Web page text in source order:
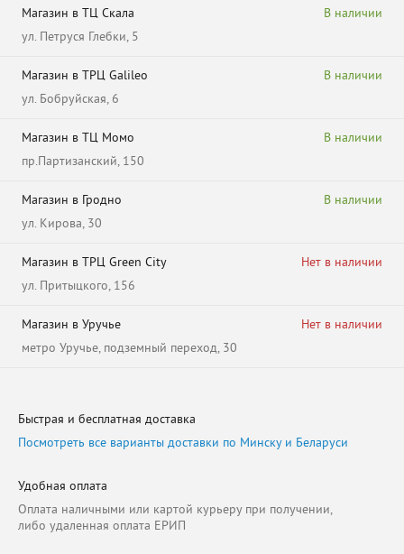
Магазин в ТЦ Скала
ул. Петруся Глебки, 5
В наличии
Магазин в ТРЦ Galileo
ул. Бобруйская, 6
В наличии
Магазин в ТЦ Момо
пр.Партизанский, 150
В наличии
Магазин в Гродно
ул. Кирова, 30
В наличии
Магазин в ТРЦ Green City
ул. Притыцкого, 156
Нет в наличии
Магазин в Уручье
метро Уручье, подземный переход, 30
Нет в наличии
Быстрая и бесплатная доставка
Посмотреть все варианты доставки по Минску и Беларуси
Удобная оплата
Оплата наличными или картой курьеру при получении,
либо удаленная оплата ЕРИП